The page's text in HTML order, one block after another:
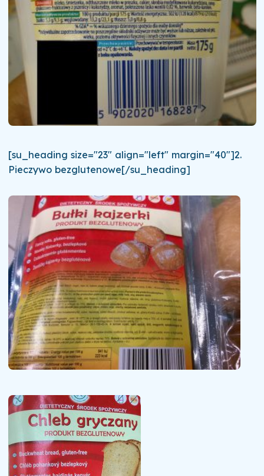
[su_heading size="23" align="left" margin="40"]2.
Pieczywo bezglutenowe[/su_heading]